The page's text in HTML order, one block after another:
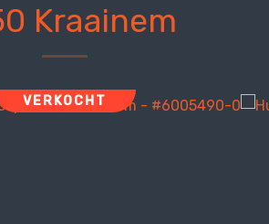
Kraainem
VERKOCHT